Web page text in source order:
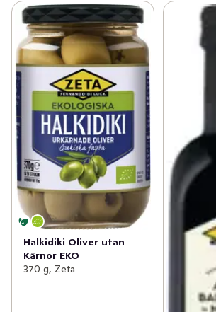
Halkidiki Oliver utan
Kärnor EKO
370 g, Zeta